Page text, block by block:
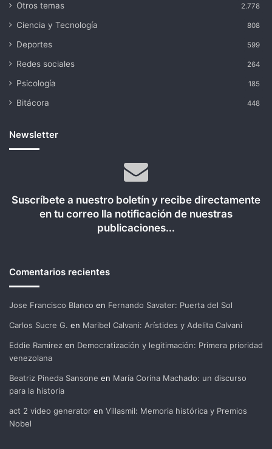
Otros temas 2.778
Ciencia y Tecnología 808
Deportes 599
Redes sociales 264
Psicología 185
Bitácora 448
Newsletter
Suscríbete a nuestro boletín y recibe directamente
en tu correo lla notificación de nuestras
publicaciones...
Comentarios recientes
Jose Francisco Blanco en Fernando Savater: Puerta del Sol
Carlos Sucre G. en Maribel Calvani: Arístides y Adelita Calvani
Eddie Ramirez en Democratización y legitimación: Primera prioridad
venezolana
Beatriz Pineda Sansone en María Corina Machado: un discurso
para la historia
act 2 video generator en Villasmil: Memoria histórica y Premios
Nobel